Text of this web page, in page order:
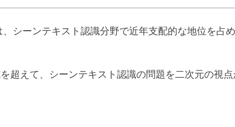
シーンテキスト認識分野で近年支配的な地位を占
超えて、シーンテキスト認識の問題を二次元の視